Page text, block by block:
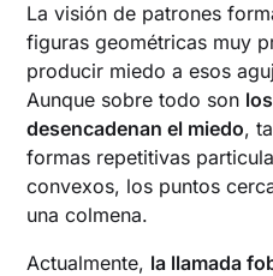
La visión de patrones
figuras geométricas muy
producir miedo a esos
Aunque sobre todo son
desencadenan el miedo,
formas repetitivas
convexos, los puntos
una colmena.
Actualmente, la llamada